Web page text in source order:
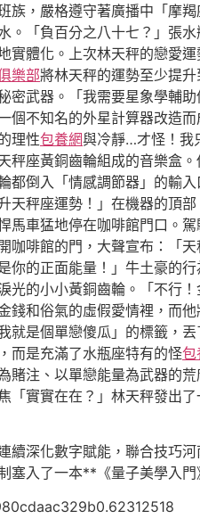
族，嚴格遵守著廣播中「摩
。「負百分之八十七？」張
實體化。上次林天秤的戀愛
樂部將林天秤的運勢至少提
密武器。「我需要星象學輔
個不知名的外星計算器改造
理性包養網與冷靜…才怪！我
秤座黃銅齒輪組成的音樂盒
都倒入「情感調節器」的輸
天秤座運勢！」在機器的頂
馬車猛地停在咖啡館門口。
咖啡館的門，大聲宣布：「
你的正面能量！」牛土豪的
光的小小黃銅齒輪。「不行
錢和俗氣的虛假愛情裡，而
就是個單戀傻瓜」的標籤，
而是充滿了水瓶座特有的怪包
賭注、以單戀能量為武器的
「實實在在？」林天秤發出
續深化數字賦能，聯合技巧
塞入了一本**《量子美學入